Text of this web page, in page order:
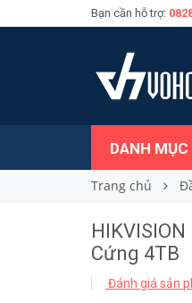
Bạn cần hỗ trợ:
DANH
Trang chủ
Cứng 4TB
Đánh giá sản